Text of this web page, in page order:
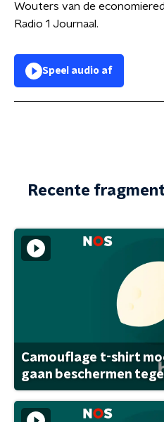
Wouters van de
Radio 1 Journaal.
Speel audio af
Recente
Camouflage t-shirt
gaan beschermen